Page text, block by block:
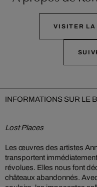
VISITER LA
INFORMATIONS SUR LE
Lost Places
Les œuvres des artistes
transportent
révolues. Elles nous font
châteaux abandonnés.